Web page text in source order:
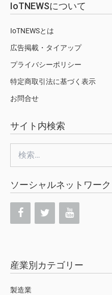
IoTNEWSについて
IoTNEWSとは
広告掲載・タイアップ
プライバシーポリシー
特定商取引法に基づく表示
お問合せ
サイト内検索
索:
ソーシャルネットワーク
産業別カテゴリー
製造業